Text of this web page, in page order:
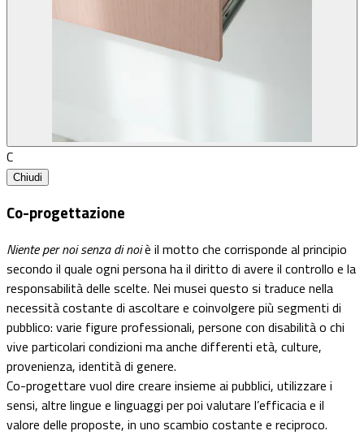
C
Chiudi
Co-progettazione
Niente per noi senza di noiè il motto che corrisponde al principio
secondo il quale ogni persona ha il diritto di avere il controllo e la
responsabilità delle scelte. Nei musei questo si traduce nella
necessità costante di ascoltare e coinvolgere più segmenti di
pubblico: varie figure professionali, persone con disabilità o chi
vive particolari condizioni ma anche differenti età, culture,
provenienza, identità di genere.
Co-progettare vuol dire creare insieme ai pubblici, utilizzare i
sensi, altre lingue e linguaggi per poi valutare l’efficacia e il
valore delle proposte, in uno scambio costante e reciproco.